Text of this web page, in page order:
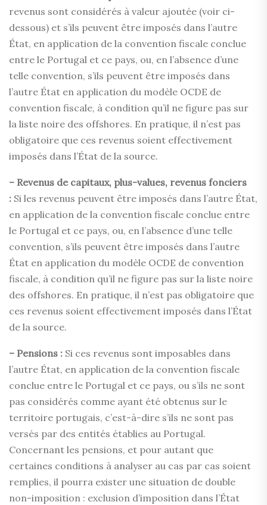
revenus sont considérés à valeur ajoutée (voir ci-
dessous) et s’ils peuvent être imposés dans l’autre
État, en application de la convention fiscale conclue
entre le Portugal et ce pays, ou, en l’absence d’une
telle convention, s’ils peuvent être imposés dans
l’autre État en application du modèle OCDE de
convention fiscale, à condition qu’il ne figure pas sur
la liste noire des offshores. En pratique, il n’est pas
obligatoire que ces revenus soient effectivement
imposés dans l’État de la source.
– Revenus de capitaux, plus-values, revenus fonciers
: Si les revenus peuvent être imposés dans l’autre État,
en application de la convention fiscale conclue entre
le Portugal et ce pays, ou, en l’absence d’une telle
convention, s’ils peuvent être imposés dans l’autre
État en application du modèle OCDE de convention
fiscale, à condition qu’il ne figure pas sur la liste noire
des offshores. En pratique, il n’est pas obligatoire que
ces revenus soient effectivement imposés dans l’État
de la source.
– Pensions : Si ces revenus sont imposables dans
l’autre État, en application de la convention fiscale
conclue entre le Portugal et ce pays, ou s’ils ne sont
pas considérés comme ayant été obtenus sur le
territoire portugais, c’est-à-dire s’ils ne sont pas
versés par des entités établies au Portugal.
Concernant les pensions, et pour autant que
certaines conditions à analyser au cas par cas soient
remplies, il pourra exister une situation de double
non-imposition : exclusion d’imposition dans l’État